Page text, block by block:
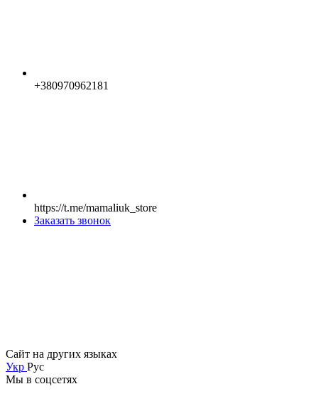
+380970962181
https://t.me/mamaliuk_store
Заказать звонок
Сайт на других языках
Укр Рус
Мы в соцсетях